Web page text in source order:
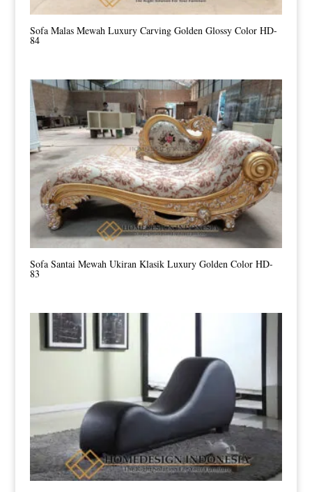
Sofa Malas Mewah Luxury Carving Golden Glossy Color HD-
84
Sofa Santai Mewah Ukiran Klasik Luxury Golden Color HD-
83